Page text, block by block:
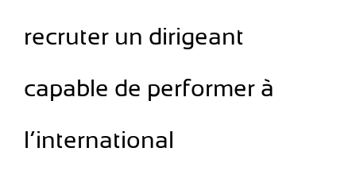
recruter un dirigeant
capable de performer à
l’international